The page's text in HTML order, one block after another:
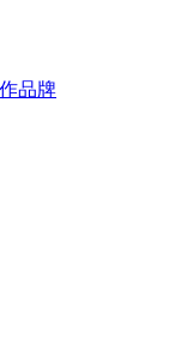
品牌